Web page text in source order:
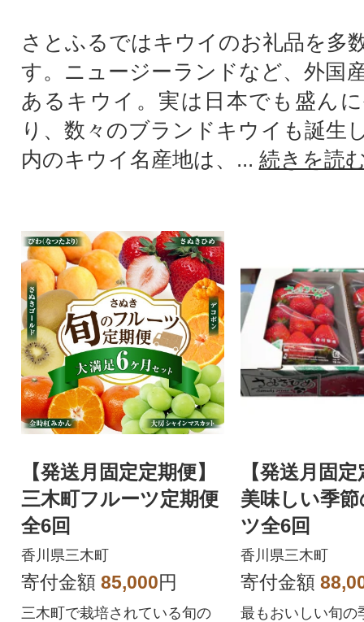
さとふるではキウイのお礼品を多
す。ニュージーランドなど、外国
あるキウイ。実は日本でも盛ん
り、数々のブランドキウイも誕生
内のキウイ名産地は、... 続きを読
【発送月固定定期便】
三木町フルーツ定期便
全6回
香川県三木町
寄付金額 85,000円
三木町で栽培されている旬の
【発送月固
美味しい季
ツ全6回
香川県三木町
寄付金額
最もおいしい旬の